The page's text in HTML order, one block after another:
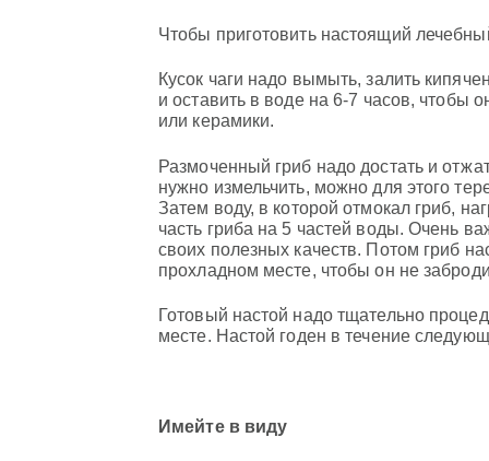
Чтобы приготовить настоящий
Кусок чаги надо вымыть, залить
и оставить в воде на 6-7 часов, чтобы
или керамики.
Размоченный гриб надо достать и
нужно измельчить, можно для этого
Затем воду, в которой отмокал гриб,
часть гриба на 5 частей воды. Очень
своих полезных качеств. Потом гриб
прохладном месте, чтобы он не
Готовый настой надо тщательно
месте. Настой годен в течение
Имейте в виду